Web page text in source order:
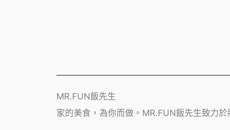
MR.FUN飯先生
家的美食，為你而做。MR.FUN飯先生致力